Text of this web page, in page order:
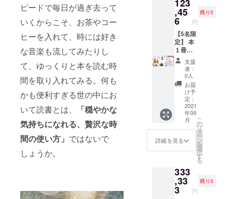
ピードで毎日が過ぎ去って
いくからこそ、お茶やコー
ヒーを入れて、時には好き
な音楽も流してみたりし
て、ゆっくりと本を読む時
間を取り入れてみる。何も
かも便利すぎる世の中にお
いて読書とは、
「穏やかな
気持ちになれる、贅沢な時
間の使い方」 ではないで
しょうか。
伝いが
できる
権利で
す。専
門知識
はな
く、個
展準備
の裏側
を楽し
めま
す。
メール
アドレ
スにて
ます。
定、
メール
アドレ
スにご
連絡い
たしま
す。
special
gift ④ =
2021年
9月~12
月に60
分、あ
なたを
撮影さ
せてい
ます。
JPEG納
枚お渡
ししま
す。魔
くださ
い。
special
zoomを
使った
作品集
掲載作
品の解
説をさ
せてい
ただき
ます。
90分間
内で話
せる範
囲まで
語りま
ます。
【時期
は10月
「〇〇
さん」
「〇〇
ちゃ
ん」
「〇〇
くん」
など備
考欄に
必ず敬
称付き
でご記
入くだ
さい。
宛名の
いらな
い場合
は「宛
くださ
い。
ルサン
クスに
お名前
掲載
+specia
l gift⑤
都内ロ
ケ撮影
体験 60
分付き
==リ
ターン
の説明
インや
宛名を
希望す
る場合
ん」
「〇〇
ちゃ
ん」
インな
し)30冊
つき ==
リター
ンの説
明==
【全
国】
で、
Prius
Shota(
プリ
ちゃん)
の出版
記念個
展開催
を主催
できる
プラ
ン。①
イベン
ト主催
123
,45
6 円
残り5
【5名限
定】 本
１冊
+購入者
のお名
前と著
者のサ
イン入
+specia
l gift①
ポスト
カード2
枚
+specia
ナル栞1
枚
+specia
l gift③
支援
者：
0人
お届
け予
定：
2021
年09
月
詳細を見る
こ
の
リ
タ
ー
ン
を
選
択
す
る
333
,33
3 円
残り2